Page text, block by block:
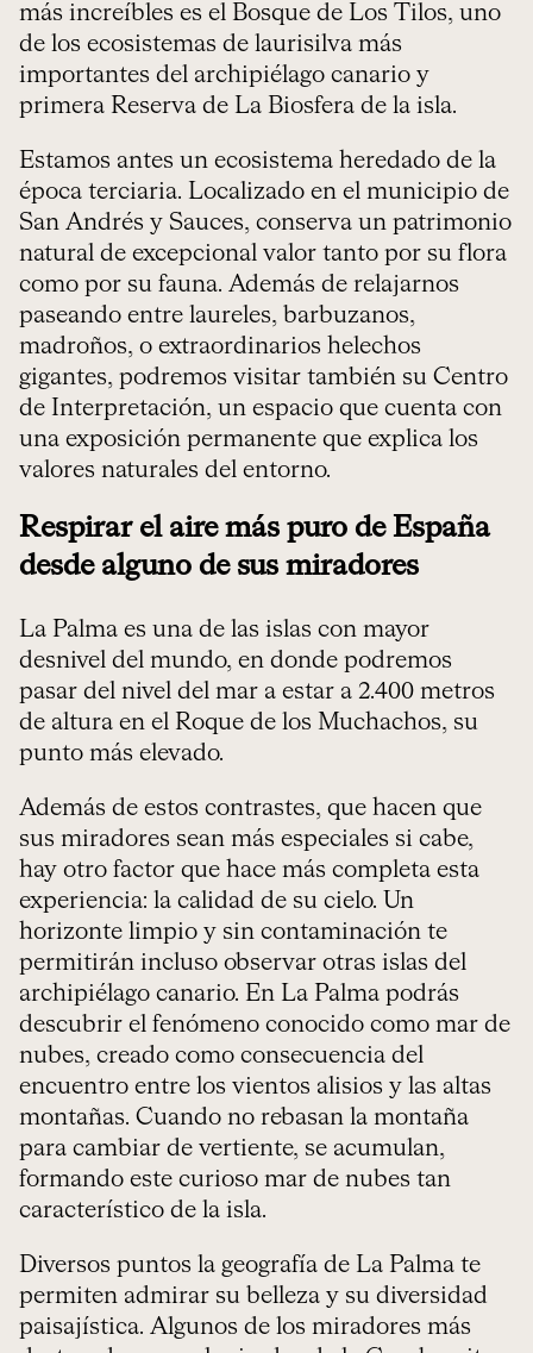
más increíbles es el Bosque de Los Tilos, uno
de los ecosistemas de laurisilva más
importantes del archipiélago canario y
primera Reserva de La Biosfera de la isla.
Estamos antes un ecosistema heredado de la
época terciaria. Localizado en el municipio de
San Andrés y Sauces, conserva un patrimonio
natural de excepcional valor tanto por su flora
como por su fauna. Además de relajarnos
paseando entre laureles, barbuzanos,
madroños, o extraordinarios helechos
gigantes, podremos visitar también su Centro
de Interpretación, un espacio que cuenta con
una exposición permanente que explica los
valores naturales del entorno.
Respirar el aire más puro de España
desde alguno de sus miradores
La Palma es una de las islas con mayor
desnivel del mundo, en donde podremos
pasar del nivel del mar a estar a 2.400 metros
de altura en el Roque de los Muchachos, su
punto más elevado.
Además de estos contrastes, que hacen que
sus miradores sean más especiales si cabe,
hay otro factor que hace más completa esta
experiencia: la calidad de su cielo. Un
horizonte limpio y sin contaminación te
permitirán incluso observar otras islas del
archipiélago canario. En La Palma podrás
descubrir el fenómeno conocido como mar de
nubes, creado como consecuencia del
encuentro entre los vientos alisios y las altas
montañas. Cuando no rebasan la montaña
para cambiar de vertiente, se acumulan,
formando este curioso mar de nubes tan
característico de la isla.
Diversos puntos la geografía de La Palma te
permiten admirar su belleza y su diversidad
paisajística. Algunos de los miradores más